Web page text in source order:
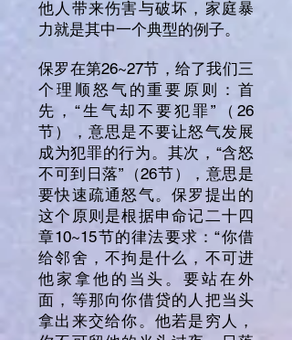
他人带来伤害与破坏，家庭暴
力就是其中一个典型的例子。
保罗在第26~27节，给了我们三
个理顺怒气的重要原则：首
先，“生气却不要犯罪”（26
节），意思是不要让怒气发展
成为犯罪的行为。其次，“含怒
不可到日落”（26节），意思是
要快速疏通怒气。保罗提出的
这个原则是根据申命记二十四
章10~15节的律法要求：“你借
给邻舍，不拘是什么，不可进
他家拿他的当头。要站在外
面，等那向你借贷的人把当头
拿出来交给你。他若是穷人，